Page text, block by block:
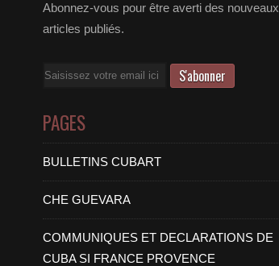
Abonnez-vous pour être averti des nouveaux
articles publiés.
Email
PAGES
BULLETINS CUBART
CHE GUEVARA
COMMUNIQUES ET DECLARATIONS DE
CUBA SI FRANCE PROVENCE